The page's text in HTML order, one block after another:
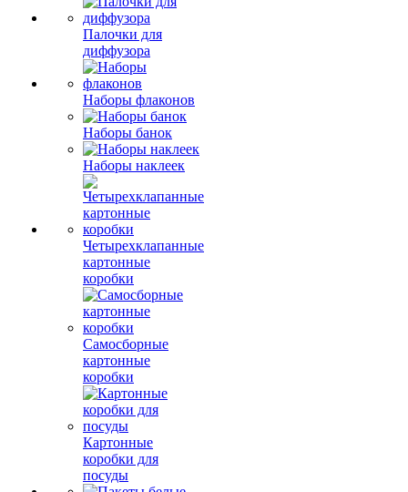
Палочки для
диффузора
Наборы флаконов
Наборы банок
Наборы наклеек
Четырехклапанные
картонные
коробки
Самосборные
картонные
коробки
Картонные
коробки для
посуды